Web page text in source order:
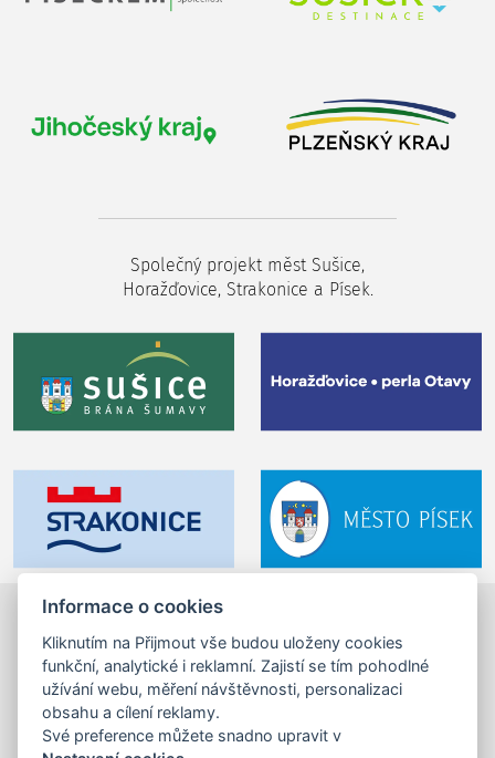
Společný projekt měst Sušice,
Horažďovice, Strakonice a Písek.
©2024-2026 Otava.fun z. s.
Velké náměstí 1/24, 397 01 Písek,
tel.: +420 725 053 144,info (zavináč) otava.fun
IČ: 17201462
Informace o cookies
Kliknutím na Přijmout vše budou uloženy cookies
funkční, analytické i reklamní. Zajistí se tím pohodlné
užívání webu, měření návštěvnosti, personalizaci
obsahu a cílení reklamy.
Své preference můžete snadno upravit v